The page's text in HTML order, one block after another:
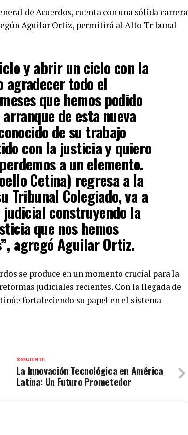
de Acuerdos, cuenta con una sólida carrera
Aguilar Ortiz, permitirá al Alto Tribunal
y abrir un ciclo con la
agradecer todo el
que hemos podido
de esta nueva
de su trabajo
con la justicia y quiero
a un elemento.
Cetina) regresa a la
Tribunal Colegiado, va a
construyendo la
que nos hemos
agregó Aguilar Ortiz.
se produce en un momento crucial para la
judiciales recientes. Con la llegada de
fortaleciendo su papel en el sistema
SIGUIENTE
La Innovación Tecnológica en América
Latina: Un Futuro Prometedor